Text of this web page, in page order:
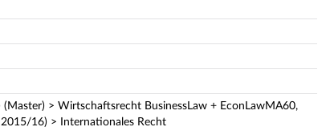
(Master) > Wirtschaftsrecht BusinessLaw + EconLawMA60,
16) > Internationales Recht